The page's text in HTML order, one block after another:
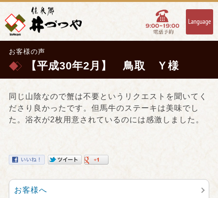
お客様の声
【平成30年2月】 鳥取 Ｙ様
同じ山陰なので蟹は不要というリクエストを聞いてく
ださり良かったです。但馬牛のステーキは美味でし
た。浴衣が2枚用意されているのには感激しました。
お客様へ